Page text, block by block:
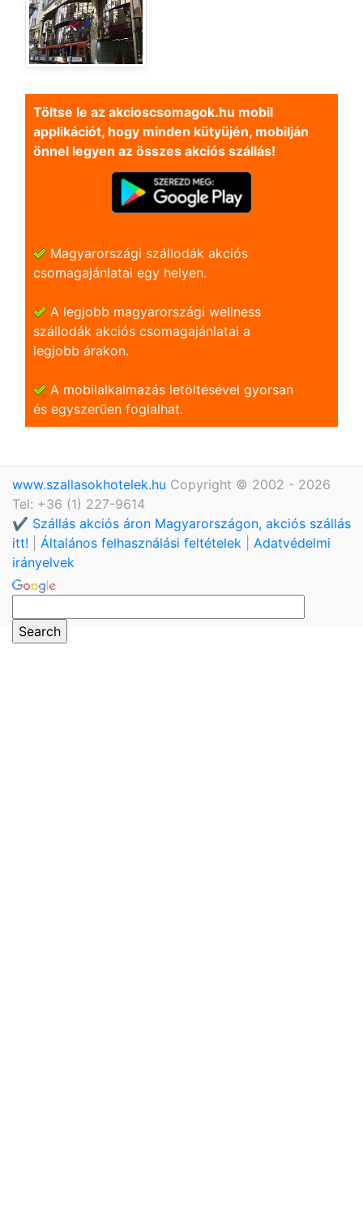
Töltse le az akcioscsomagok.hu mobil
applikációt, hogy minden kütyüjén, mobilján
önnel legyen az összes akciós szállás!
Magyarországi szállodák akciós
csomagajánlatai egy helyen.
A legjobb magyarországi wellness
szállodák akciós csomagajánlatai a
legjobb árakon.
A mobilalkalmazás letöltésével gyorsan
és egyszerũen foglalhat.
www.szallasokhotelek.hu Copyright © 2002 - 2026
Tel: +36 (1) 227-9614
✔️ Szállás akciós áron Magyarországon, akciós szállás
itt!
Általános felhasználási feltételek
Adatvédelmi
irányelvek